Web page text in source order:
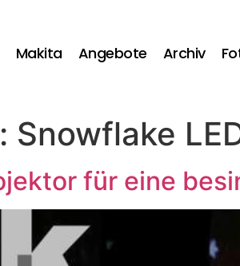
Makita Angebote Archiv
Snowflake
für eine